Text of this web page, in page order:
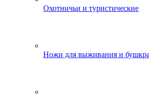
Охотничьи и туристические
Ножи для выживания и